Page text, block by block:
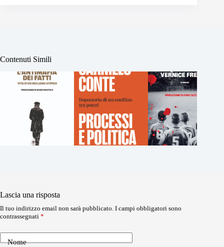
Contenuti Simili
Lascia una risposta
Il tuo indirizzo email non sarà pubblicato. I campi obbligatori sono
contrassegnati *
Nome